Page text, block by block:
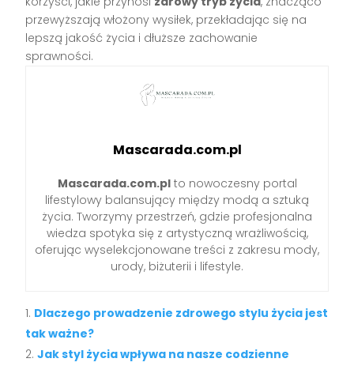
przewyższają włożony wysiłek, przekładając się na
lepszą jakość życia i dłuższe zachowanie
sprawności.
Mascarada.com.pl
Mascarada.com.plto nowoczesny portal
lifestylowy balansujący między modą a sztuką
życia. Tworzymy przestrzeń, gdzie profesjonalna
wiedza spotyka się z artystyczną wrażliwością,
oferując wyselekcjonowane treści z zakresu mody,
urody, biżuterii i lifestyle.
Dlaczego prowadzenie zdrowego stylu życia jest
tak ważne?
Jak styl życia wpływa na nasze codzienne